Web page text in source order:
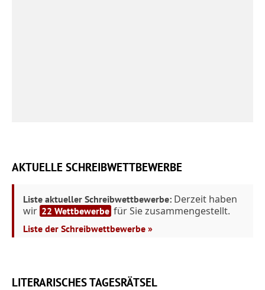
AKTUELLE SCHREIBWETTBEWERBE
Liste aktueller Schreibwettbewerbe: Derzeit haben
wir 22 Wettbewerbe für Sie zusammengestellt.
Liste der Schreibwettbewerbe »
LITERARISCHES TAGESRÄTSEL